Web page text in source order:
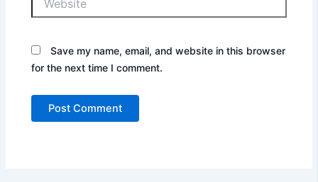
Save my name, email, and website in this browser
for the next time I comment.